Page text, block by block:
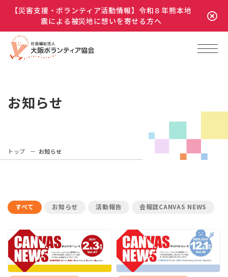
【災害支援・ボランティア活動情報】令和８年熊本地
震による被災地に想いを寄せる方へ
お知らせ
トップ お知らせ
すべて お知らせ 活動報告 会報誌CANVAS NEWS